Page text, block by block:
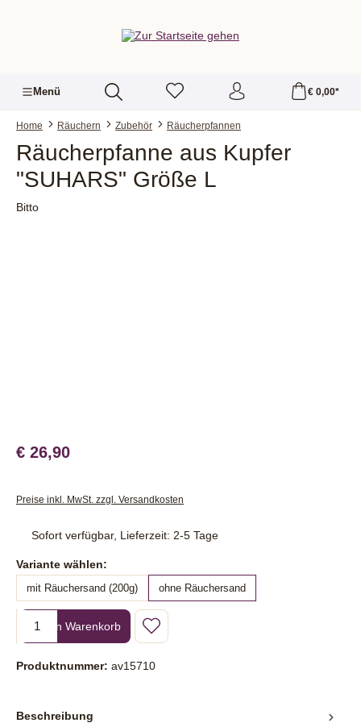
Menü € 0,00*
Home Räuchern Zubehör Räucherpfannen
Räucherpfanne aus Kupfer
"SUHARS" Größe L
Bitto
€ 26,90
Preise inkl. MwSt. zzgl. Versandkosten
Sofort verfügbar, Lieferzeit: 2-5 Tage
Variante wählen:
mit Räuchersand (200g) ohne Räuchersand
Produkt Anzahl: Gib den gewünschten Wert ein oder benutze die
In den Warenkorb
Produktnummer: av15710
Beschreibung